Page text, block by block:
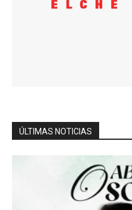
ÚLTIMAS NOTICIAS